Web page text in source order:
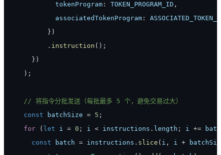
          tokenProgram
: TOKEN_PROGRAM_ID ,
          associatedTokenProgram
:
} )
. instruction ( ) ;
} )
) ;
// 将指令分批发送（每批最多 5 个，避免交易过大）
const batchSize = 5 ;
for
( let i = 0 ; i < instructions . length ; i +=
const batch = instructions . slice ( i , i +